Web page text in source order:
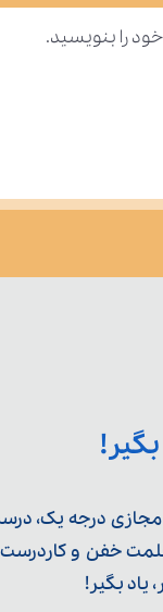
را بنویسید.
درجه یک،
خفن و
بگیر!